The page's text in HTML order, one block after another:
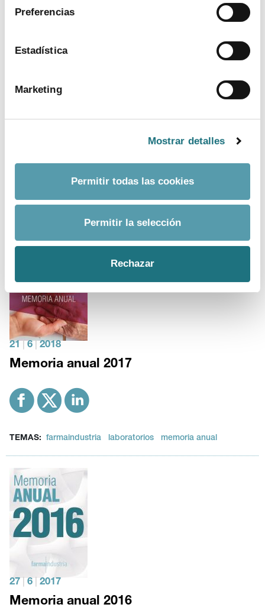
Preferencias
Estadística
Marketing
Mostrar detalles
Permitir todas las cookies
Permitir la selección
Rechazar
TEMAS: farmaindustria laboratorios memoria anual
21 6 2018
Memoria anual 2017
TEMAS: farmaindustria laboratorios memoria anual
27 6 2017
Memoria anual 2016